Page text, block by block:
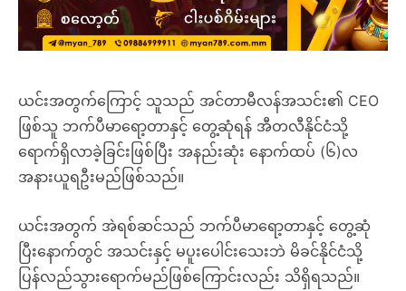
ယင်းအတွက်ကြောင့် သူသည် အင်တာမီလန်အသင်း၏ CEO
ဖြစ်သူ ဘက်ပီမာရော့တာနှင့် တွေ့ဆုံရန် အီတလီနိုင်ငံသို့
ရောက်ရှိလာခဲ့ခြင်းဖြစ်ပြီး အနည်းဆုံး နောက်ထပ် (၆)လ
အနားယူရဦးမည်ဖြစ်သည်။
ယင်းအတွက် အဲရစ်ဆင်သည် ဘက်ပီမာရော့တာနှင့် တွေ့ဆုံ
ပြီးနောက်တွင် အသင်းနှင့် မပူးပေါင်းသေးဘဲ မိခင်နိုင်ငံသို့
ပြန်လည်သွားရောက်မည်ဖြစ်ကြောင်းလည်း သိရှိရသည်။